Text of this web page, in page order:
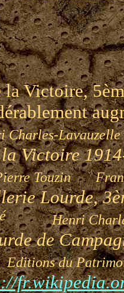
la Victoire,
Lavauzelle
la Victoire
Touzin
Lourde,
Henri
de
du